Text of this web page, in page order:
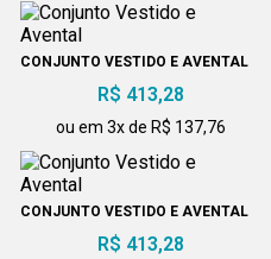
CONJUNTO VESTIDO E AVENTAL
R$ 413,28
ou em 3x de R$ 137,76
CONJUNTO VESTIDO E AVENTAL
R$ 413,28